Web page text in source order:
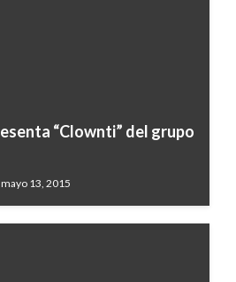
“Clownti” del grupo
13, 2015